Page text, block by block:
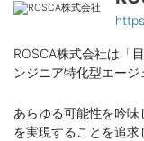
ROSCA株式会社は「
ンジニア特化型エージ
あらゆる可能性を吟
を実現することを追求